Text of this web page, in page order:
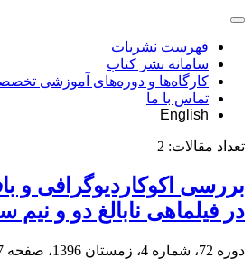
فهرست نشریات
سامانه نشر کتاب
کارگاه‌ها و دوره‌های آموزشی
تماس با ما
English
تعداد مقالات: 2
بررسی اکوکاردیوگرافی
در فیلماهی نابالغ دو و نیم
دوره 72، شماره 4، زمستان 1396، صفحه